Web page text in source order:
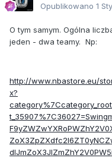
Opublikowano 1
O tym samym. Ogólna
jeden - dwa teamy. Np:
http://www.nbastore.eu/
x?